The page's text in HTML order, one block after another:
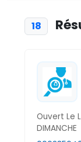
18
Ouvert Le
DIMANCHE